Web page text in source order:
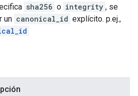
sha256 o integrity , se
un canonical_id explícito. p.ej.,